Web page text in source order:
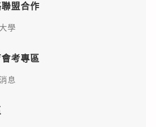
盟合作
學
考專區
息